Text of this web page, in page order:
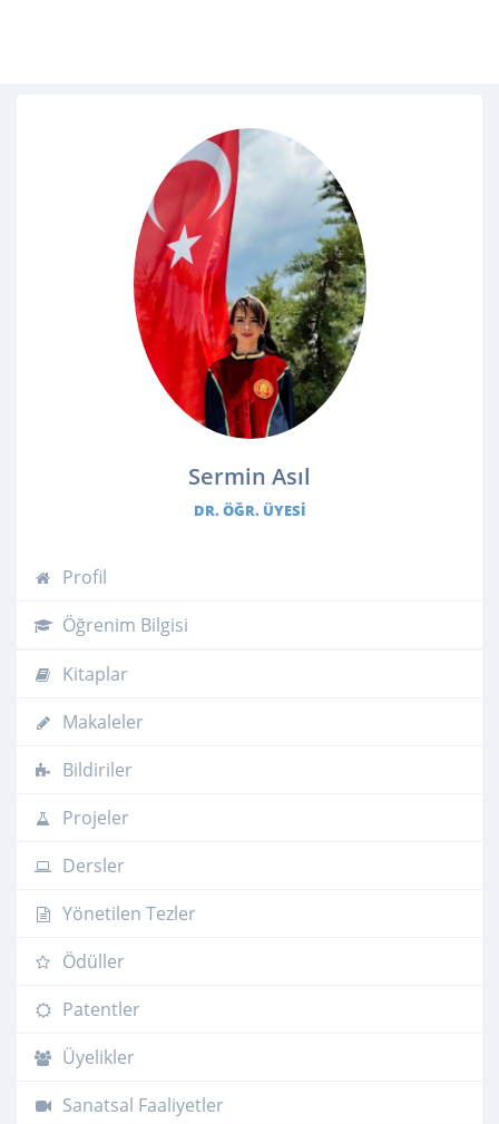
Sermin Asıl
DR. ÖĞR. ÜYESI
Profil
Öğrenim Bilgisi
Kitaplar
Makaleler
Bildiriler
Projeler
Dersler
Yönetilen Tezler
Ödüller
Patentler
Üyelikler
Sanatsal Faaliyetler